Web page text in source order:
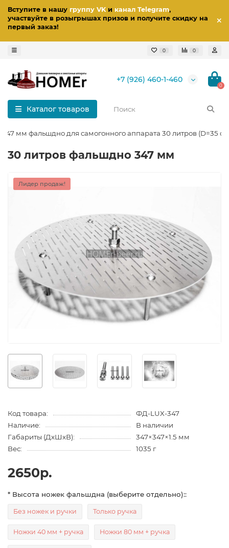
Вступите в нашу группу VKи канал Telegram,
участвуйте в розыгрышах призов и получите скидку на
первый заказ!
0 0
+7 (926) 460-1-460
0
Каталог товаров
347 мм фальшдно для самогонного аппарата 30 литров (D=35
30 литров фальшдно 347 мм
Лидер продаж!
Код товара:
ФД-LUX-347
Наличие:
В наличии
Габариты (ДхШхВ):
347×347×1.5 мм
Вес:
1035 г
2650р.
* Высота ножек фальшдна (выберите отдельно)::
Без ножек и ручки Только ручка
Ножки 40 мм + ручка Ножки 80 мм + ручка